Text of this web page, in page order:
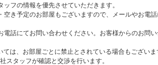
フの情報を優先させていただきます。
き予定のお部屋もございますので、メールやお電話
話にてお問い合わせください。お客様からのお問
は、お部屋ごとに禁止とされている場合もございま
スタッフが確認と交渉を行います。